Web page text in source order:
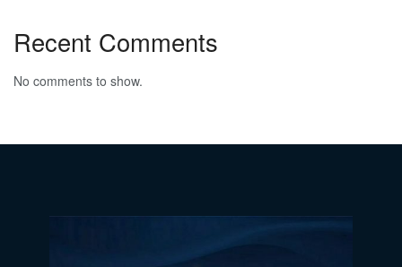
Recent Comments
No comments to show.